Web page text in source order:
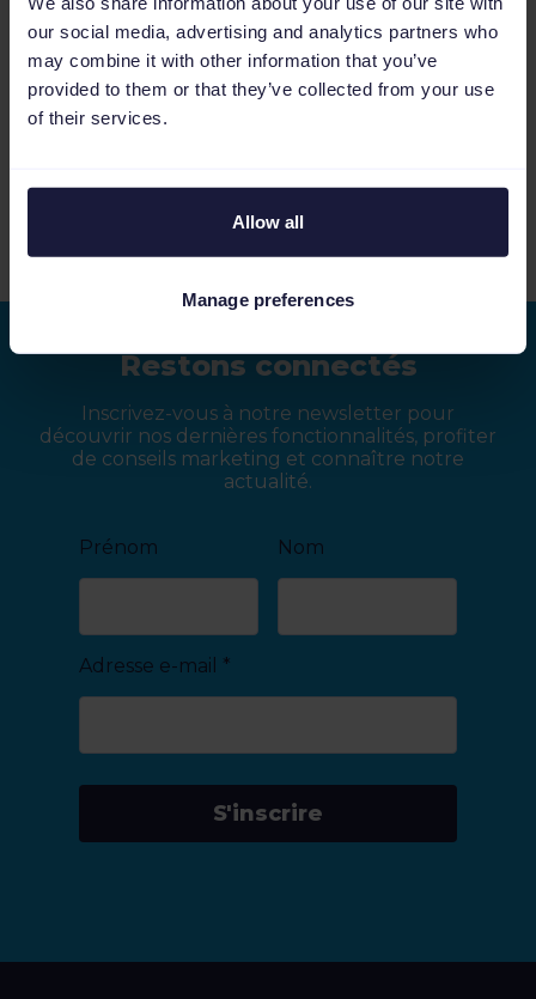
our social media, advertising and analytics partners who
may combine it with other information that you’ve
provided to them or that they’ve collected from your use
of their services.
Allow all
Manage preferences
Voir plus de vidéos
Restons connectés
Inscrivez-vous à notre newsletter pour
découvrir nos dernières fonctionnalités, profiter
de conseils marketing et connaître notre
actualité.
Prénom Nom
Adresse e-mail *
S'inscrire